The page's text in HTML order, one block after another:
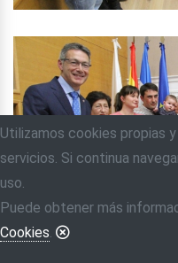
Utilizamos cookies propias
servicios. Si continua
uso.
Puede obtener más
Cookies.